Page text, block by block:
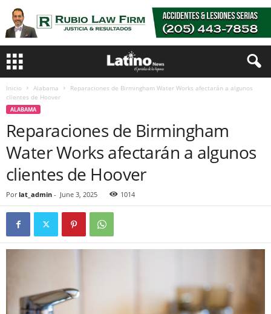
Inicio Alabama
Reparaciones de Birmingham Water Works afectarán a algunos
clientes de Hoover
ALABAMA
Reparaciones de Birmingham
Water Works afectarán a algunos
clientes de Hoover
Por lat_admin - June 3, 2025 1014